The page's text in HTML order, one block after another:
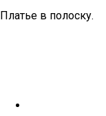
Платье в полоску.